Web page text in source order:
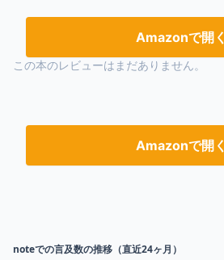
Amazonで開く
この本のレビューはまだありません。
Amazonで開く
noteでの言及数の推移（直近24ヶ月）